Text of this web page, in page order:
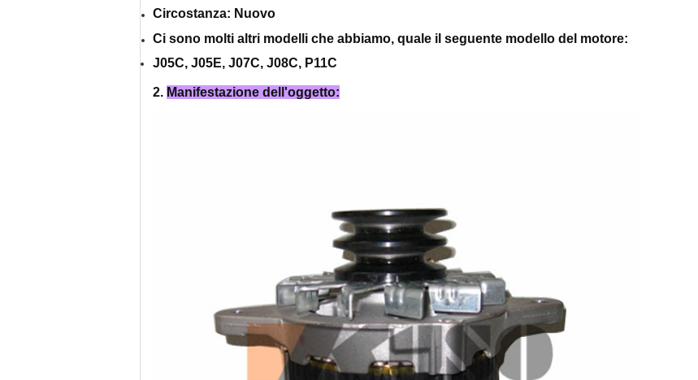
Circostanza: Nuovo
Ci sono molti altri modelli che abbiamo, quale il seguente modello del motore:
J05C, J05E, J07C, J08C, P11C
2. Manifestazione dell'oggetto: